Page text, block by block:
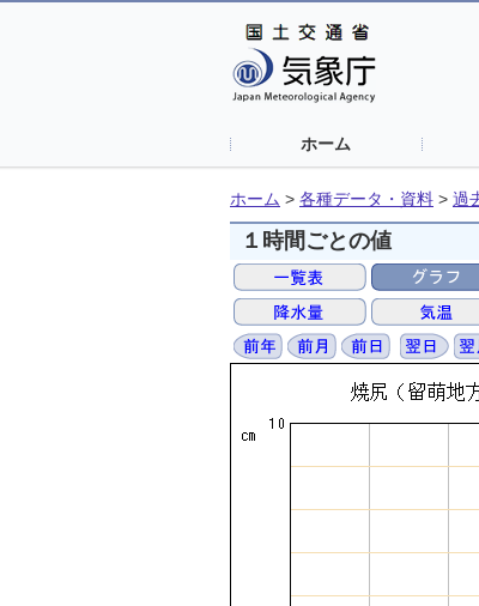
ホーム
ホーム > 各種データ・資料 > 過
１時間ごとの値